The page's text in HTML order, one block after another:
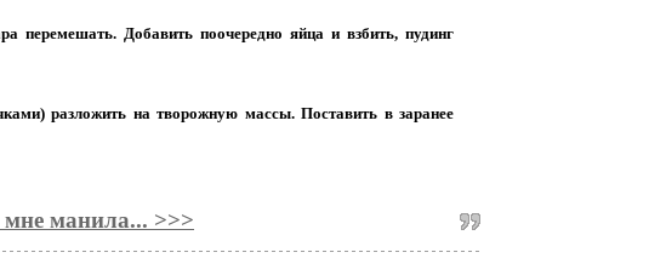
перемешать. Добавить поочередно яйца и взбить, пудинг
разложить на творожную массы. Поставить в заранее
манила... >>>